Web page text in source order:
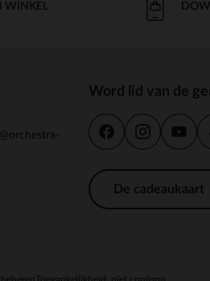
WINKEL
Word lid van de
De cadeaukaart